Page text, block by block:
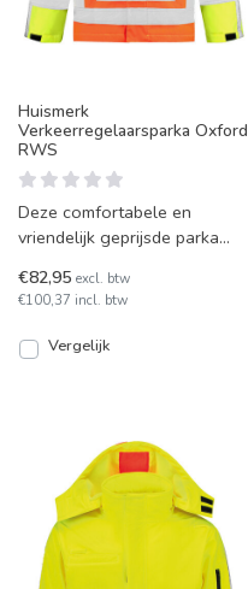
Huismerk
Verkeerregelaarsparka Oxford
RWS
Deze comfortabele en
vriendelijk geprijsde parka
van Rijkswaterstaat en
€82,95 excl. btw
€100,37 incl. btw
Vergelijk